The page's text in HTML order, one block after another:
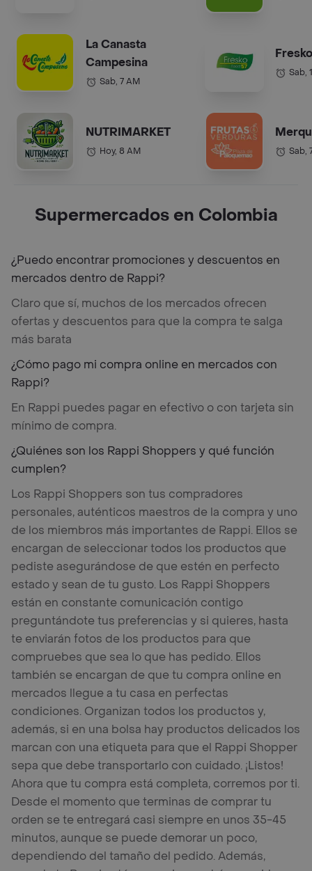
La Canasta
Campesina
Sab, 7 AM
NUTRIMARKET
Hoy, 8 AM
Sab,
Sab,
Supermercados en Colombia
¿Puedo encontrar promociones y descuentos en
mercados dentro de Rappi?
Claro que sí, muchos de los mercados ofrecen
ofertas y descuentos para que la compra te salga
más barata
¿Cómo pago mi compra online en mercados con
Rappi?
En Rappi puedes pagar en efectivo o con tarjeta sin
mínimo de compra.
¿Quiénes son los Rappi Shoppers y qué función
cumplen?
Los Rappi Shoppers son tus compradores
personales, auténticos maestros de la compra y uno
de los miembros más importantes de Rappi. Ellos se
encargan de seleccionar todos los productos que
pediste asegurándose de que estén en perfecto
estado y sean de tu gusto. Los Rappi Shoppers
están en constante comunicación contigo
preguntándote tus preferencias y si quieres, hasta
te enviarán fotos de los productos para que
compruebes que sea lo que has pedido. Ellos
también se encargan de que tu compra online en
mercados llegue a tu casa en perfectas
condiciones. Organizan todos los productos y,
además, si en una bolsa hay productos delicados los
marcan con una etiqueta para que el Rappi Shopper
sepa que debe transportarlo con cuidado. ¡Listos!
Ahora que tu compra está completa, corremos por ti.
Desde el momento que terminas de comprar tu
orden se te entregará casi siempre en unos 35-45
minutos, aunque se puede demorar un poco,
dependiendo del tamaño del pedido. Además,